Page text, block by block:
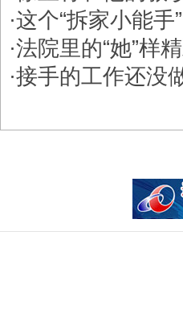
·这个“拆家小能
·法院里的“她”样
·接手的工作还没